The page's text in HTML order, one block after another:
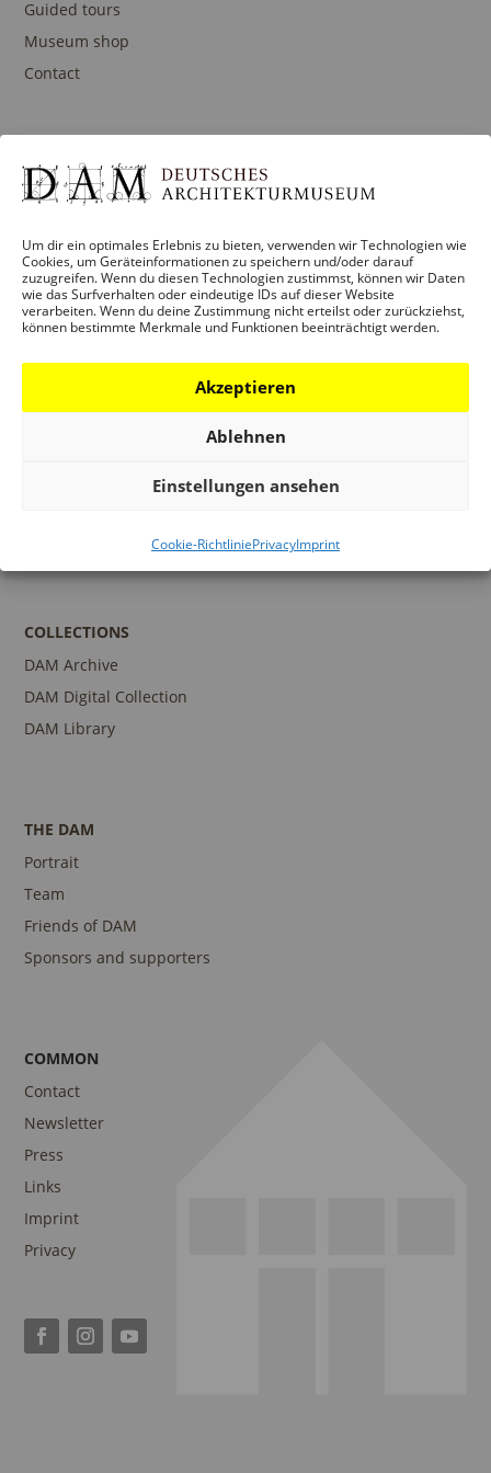
Um dir ein optimales Erlebnis zu bieten, verwenden wir Technologien wie
Cookies, um Geräteinformationen zu speichern und/oder darauf
zuzugreifen. Wenn du diesen Technologien zustimmst, können wir Daten
wie das Surfverhalten oder eindeutige IDs auf dieser Website
verarbeiten. Wenn du deine Zustimmung nicht erteilst oder zurückziehst,
können bestimmte Merkmale und Funktionen beeinträchtigt werden.
Akzeptieren
Ablehnen
Einstellungen ansehen
Cookie-RichtliniePrivacyImprint
Guided tours
Museum shop
Contact
PROGRAM
Exhibitions
Events
Architecture prizes
Publications
COLLECTIONS
DAM Archive
DAM Digital Collection
DAM Library
THE DAM
Portrait
Team
Friends of DAM
Sponsors and supporters
COMMON
Contact
Newsletter
Press
Links
Imprint
Privacy